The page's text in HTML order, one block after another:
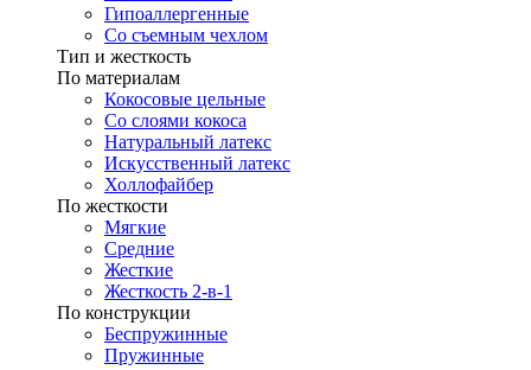
Гипоаллергенные
Со съемным чехлом
Тип и жесткость
По материалам
Кокосовые цельные
Со слоями кокоса
Натуральный латекс
Искусственный латекс
Холлофайбер
По жесткости
Мягкие
Средние
Жесткие
Жесткость 2-в-1
По конструкции
Беспружинные
Пружинные